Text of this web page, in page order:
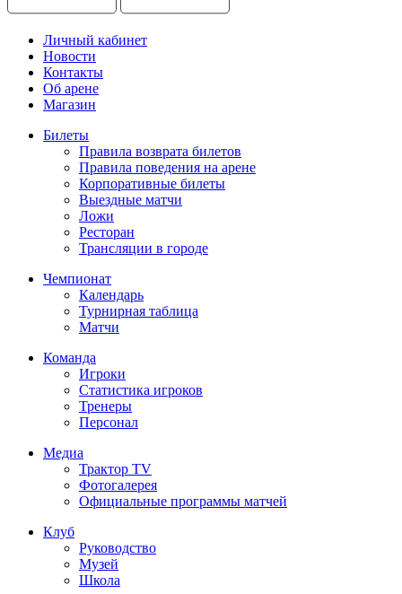
Личный кабинет
Новости
Контакты
Об арене
Магазин
Билеты
Правила возврата билетов
Правила поведения на арене
Корпоративные билеты
Выездные матчи
Ложи
Ресторан
Трансляции в городе
Чемпионат
Календарь
Турнирная таблица
Матчи
Команда
Игроки
Статистика игроков
Тренеры
Персонал
Медиа
Трактор TV
Фотогалерея
Официальные программы матчей
Клуб
Руководство
Музей
Школа